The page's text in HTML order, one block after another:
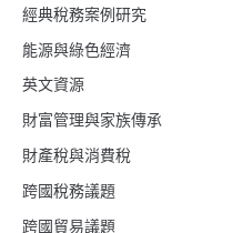
經典稅務案例研究
能源與綠色經濟
英文資源
財富管理與家族傳承
財產稅與消費稅
跨國稅務議題
跨國貿易議題